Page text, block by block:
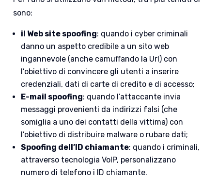
sono:
il Web site spoofing: quando i cyber criminali
danno un aspetto credibile a un sito web
ingannevole (anche camuffando la Url) con
l’obiettivo di convincere gli utenti a inserire
credenziali, dati di carte di credito e di accesso;
E-mail spoofing: quando l’attaccante invia
messaggi provenienti da indirizzi falsi (che
somiglia a uno dei contatti della vittima) con
l’obiettivo di distribuire malware o rubare dati;
Spoofing dell’ID chiamante: quando i criminali,
attraverso tecnologia VoIP, personalizzano
numero di telefono i ID chiamante.